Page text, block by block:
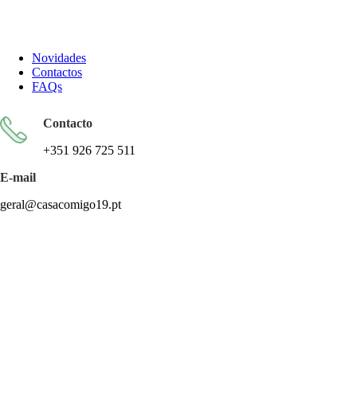
Novidades
Contactos
FAQs
Contacto
+351 926 725 511
E-mail
geral@casacomigo19.pt